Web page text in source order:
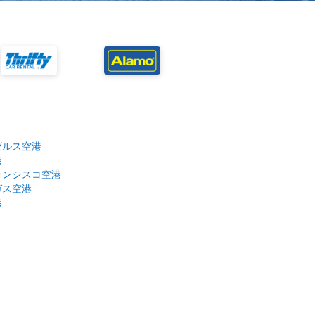
ス空港
シスコ空港
空港